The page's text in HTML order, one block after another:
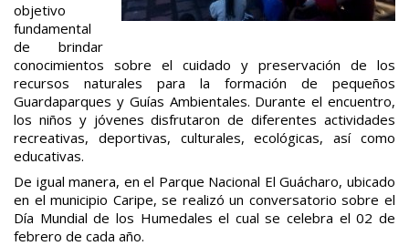
objetivo
fundamental
de brindar
conocimientos sobre el cuidado y preservación de los
recursos naturales para la formación de pequeños
Guardaparques y Guías Ambientales. Durante el encuentro,
los niños y jóvenes disfrutaron de diferentes actividades
recreativas, deportivas, culturales, ecológicas, así como
educativas.
De igual manera, en el Parque Nacional El Guácharo, ubicado
en el municipio Caripe, se realizó un conversatorio sobre el
Día Mundial de los Humedales el cual se celebra el 02 de
febrero de cada año.